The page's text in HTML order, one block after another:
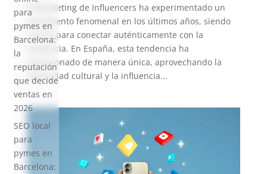
El Marketing de Influencers ha experimentado un
crecimiento fenomenal en los últimos años, siendo
crucial para conectar auténticamente con la
audiencia. En España, esta tendencia ha
evolucionado de manera única, aprovechando la
diversidad cultural y la influencia...
para
pymes en
Barcelona:
la
reputación
que decide
ventas en
2026
SEO local
para
pymes en
Barcelona: